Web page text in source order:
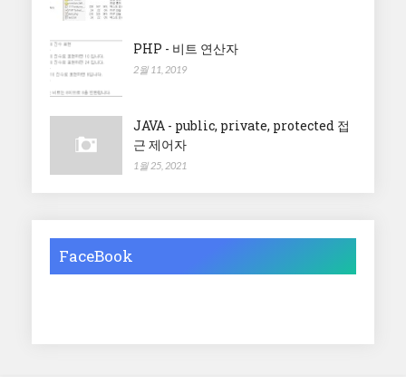
PHP - 비트 연산자
2월 11, 2019
JAVA - public, private, protected 접
근 제어자
1월 25, 2021
FaceBook